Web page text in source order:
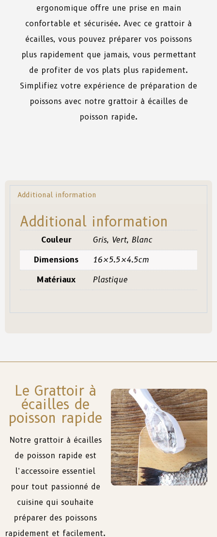
ergonomique offre une prise en main
confortable et sécurisée. Avec ce grattoir à
écailles, vous pouvez préparer vos poissons
plus rapidement que jamais, vous permettant
de profiter de vos plats plus rapidement.
Simplifiez votre expérience de préparation de
poissons avec notre grattoir à écailles de
poisson rapide.
Additional information
Additional information
Couleur Gris, Vert, Blanc
Dimensions 16×5.5×4.5cm
Matériaux Plastique
Le Grattoir à
écailles de
poisson rapide
Notre grattoir à écailles
de poisson rapide est
l’accessoire essentiel
pour tout passionné de
cuisine qui souhaite
préparer des poissons
rapidement et facilement.